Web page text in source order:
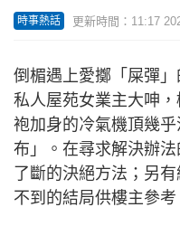
時事熱話 更新時間：11:17
倒楣遇上愛擲「屎彈
私人屋苑女業主大呻，
袍加身的冷氣機頂幾
布」。在尋求解決辦
了斷的決絕方法；另
不到的結局供樓主參